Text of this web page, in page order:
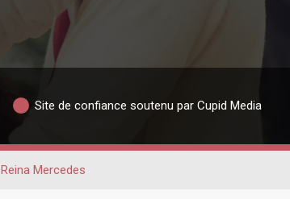
Site de confiance soutenu par Cupid Media
Reina Mercedes